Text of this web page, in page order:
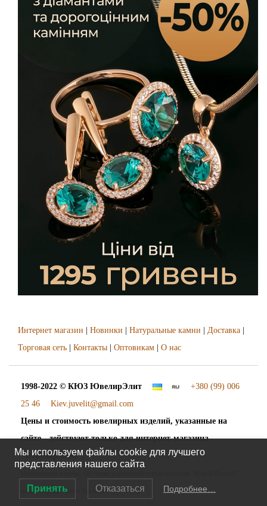
Интернет магазин Новинки Натуральные камни Доставка
Торговая сеть
Контакты Оптовикам О нас
1998-2022 © КЮЗ ЮвелирЭлит
+380 (99) 006
25 46
Kiev.juvelit@gmail.com
Цены и стоимость ювелирных изделий, указанные на
сайте - действуют только для интернет-магазина
"ЮвелирЭлит".
во все города и сёла Украины
Мы используем файлы cookie для лучшего
представления нашего сайта
Принять Отказаться Подробнее…